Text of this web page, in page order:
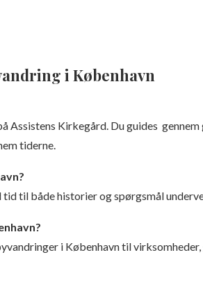
i København
Assistens Kirkegård. Du guides gennem
tiderne.
til både historier og spørgsmål
i København til